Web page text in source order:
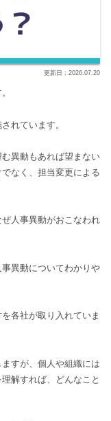
2026.07.20
れています。
異動もあれば望まない
なく、担当変更による
人事異動がおこなわれ
異動についてわかりや
各社が取り入れていま
すが、個人や組織には
解すれば、どんなこと